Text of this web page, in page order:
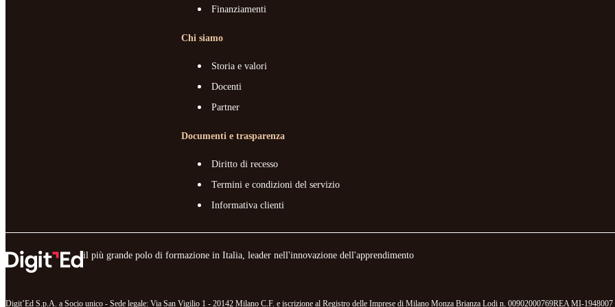
Finanziamenti
Chi siamo
Storia e valori
Docenti
Partner
Documenti e trasparenza
Diritto di recesso
Termini e condizioni del servizio
Informativa clienti
il più grande polo di formazione in Italia, leader nell'innovazione dell'apprendimento
Digit’Ed S.p.A. a Socio unico - Sede legale: Via San Vigilio 1 - 20142 Milano C.F. e iscrizione al Registro delle Imprese di Milano Monza Brianza Lodi n. 00902000769REA MI-1948007